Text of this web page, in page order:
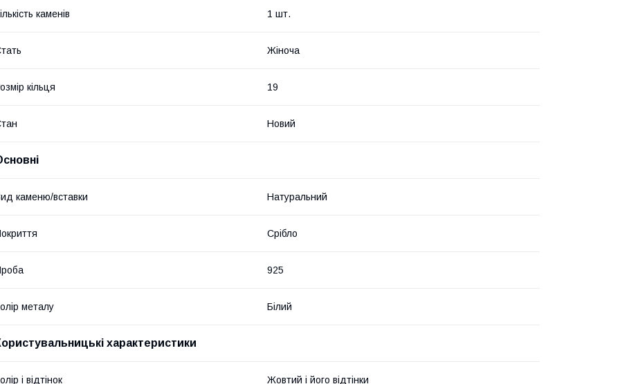
каменів 1 шт.
Жіноча
кільця 19
Новий
каменю/вставки Натуральний
Срібло
925
металу Білий
характеристики
і відтінок Жовтий і його відтінки